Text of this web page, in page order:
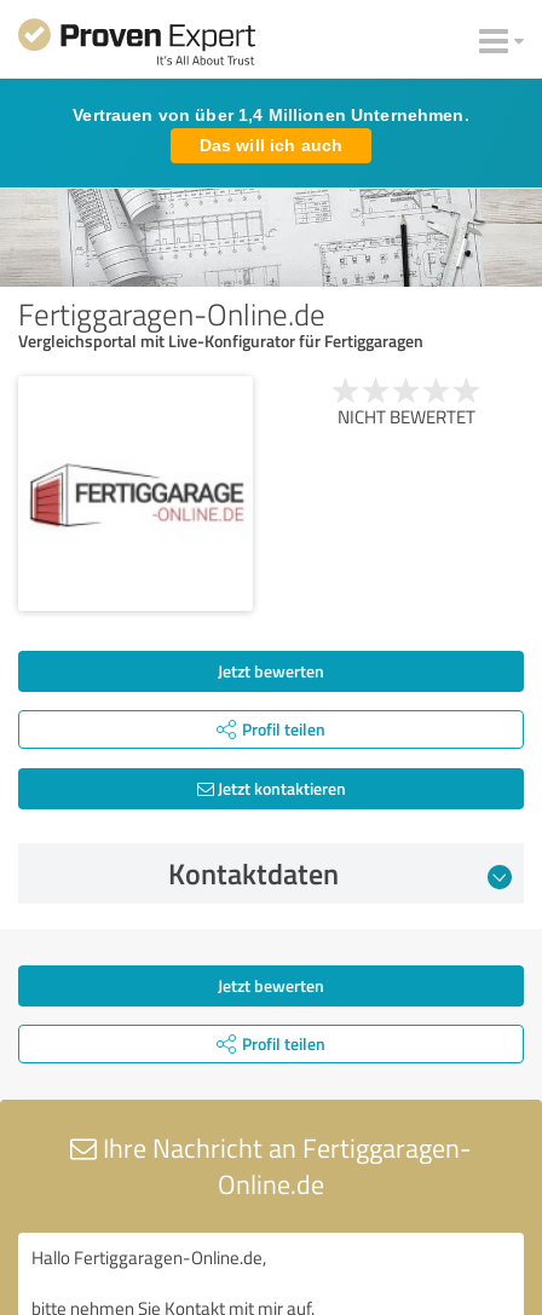
Vertrauen von über 1,4 Millionen Unternehmen.
Das will ich auch
Fertiggaragen-Online.de
Vergleichsportal mit Live-Konfigurator für Fertiggaragen
NICHT BEWERTET
Jetzt bewerten
Profil teilen
Jetzt kontaktieren
Kontaktdaten
Jetzt bewerten
Profil teilen
Ihre Nachricht an Fertiggaragen-
Online.de